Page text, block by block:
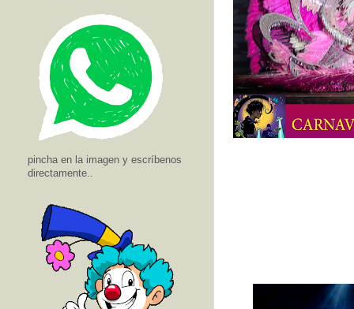
pincha en la imagen y escríbenos
directamente..